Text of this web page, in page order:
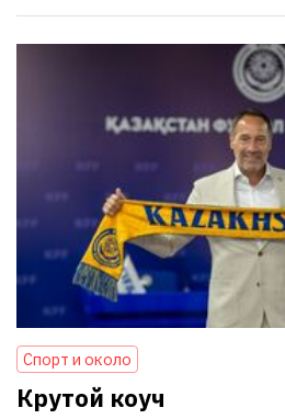
Спорт и около
Крутой коуч